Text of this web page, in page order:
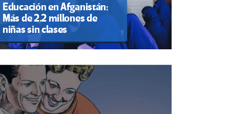
Educación en Afganistán:
Más de 2.2 millones de
niñas sin clases